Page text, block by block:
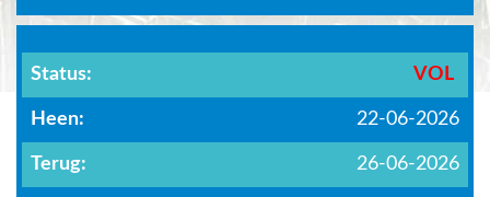
Status: VOL
Heen: 22-06-2026
Terug: 26-06-2026